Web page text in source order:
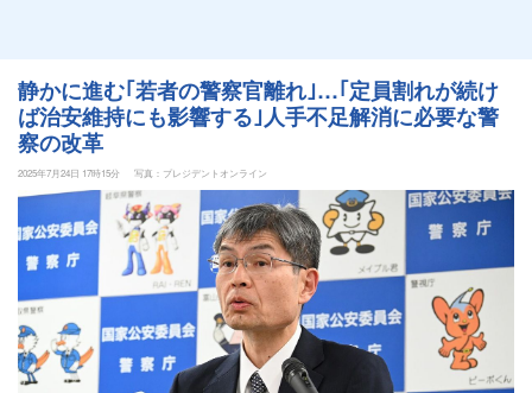
静かに進む｢若者の警察官離れ｣…｢定員割れが続け
ば治安維持にも影響する｣人手不足解消に必要な警
察の改革
2025年7月24日 17時15分 写真：プレジデントオンライン